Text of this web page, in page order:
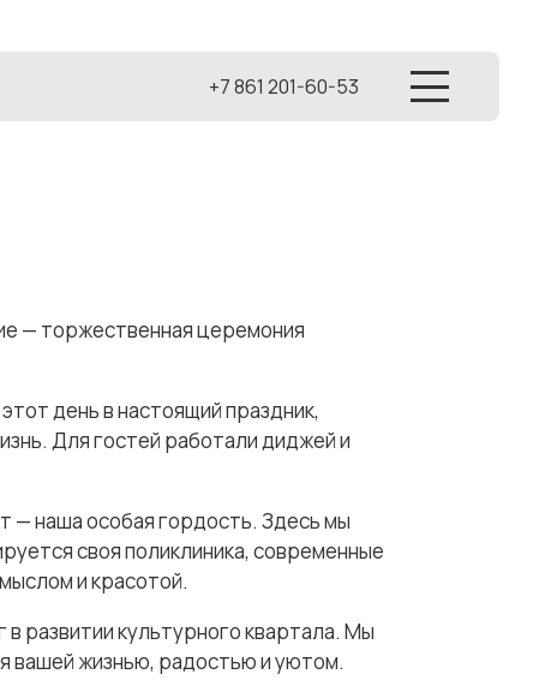
+7 861 201-60-53
— торжественная церемония
день в настоящий праздник,
Для гостей работали диджей и
— наша особая гордость. Здесь мы
своя поликлиника, современные
и красотой.
развитии культурного квартала. Мы
вашей жизнью, радостью и уютом.